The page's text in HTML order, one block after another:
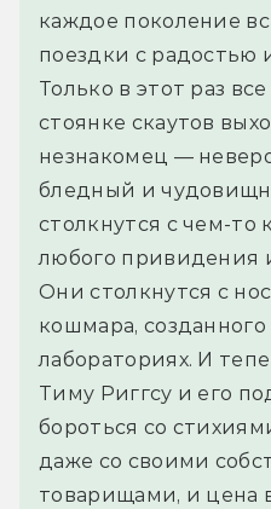
каждое поколение
поездки с радостью
Только в этот раз
стоянке скаутов
незнакомец —
бледный и
столкнутся с чем-то
любого привидения
Они столкнутся с
кошмара,
лабораториях. И
Тиму Риггсу и его
бороться со
даже со своими
товарищами, и цена